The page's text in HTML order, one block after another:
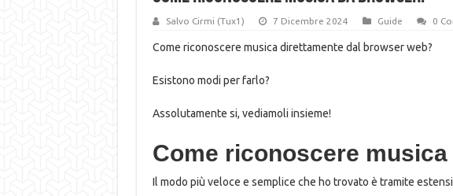
Salvo Cirmi (Tux1) 7 Dicembre 2024 Guide 0
Come riconoscere musica direttamente dal browser web?
Esistono modi per farlo?
Assolutamente si, vediamoli insieme!
Come riconoscere
Il modo più veloce e semplice che ho trovato è tramite